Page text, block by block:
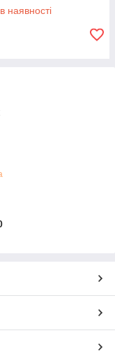
наявності